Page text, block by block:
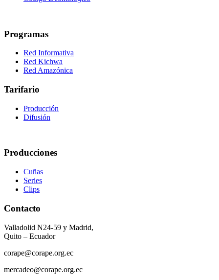
Programas
Red Informativa
Red Kichwa
Red Amazónica
Tarifario
Producción
Difusión
Producciones
Cuñas
Series
Clips
Contacto
Valladolid N24-59 y Madrid,
Quito – Ecuador
corape@corape.org.ec
mercadeo@corape.org.ec